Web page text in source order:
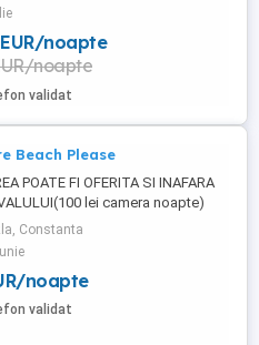
noapte
noapte
validat
Beach Please
POATE FI OFERITA SI INAFARA
lei camera noapte)
AFISAT ESTE DE PERSOANA
Cazarea este potrivita pentru
au bilet pentru beachplease si
o cazare ieftina,dotata si aproape
la doar 3km de festival. In
Constanta
noapte
validat